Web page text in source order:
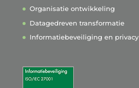
Organisatie ontwikkeling
Datagedreven transformatie
Informatiebeveiliging en privacy